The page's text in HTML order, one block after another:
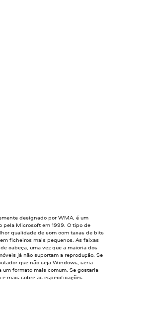
designado por WMA, é um
pela Microsoft em 1999. O tipo de
qualidade de som com taxas de bits
ficheiros mais pequenos. As faixas
cabeça, uma vez que a maioria dos
já não suportam a reprodução. Se
que não seja Windows, seria
formato mais comum. Se gostaria
mais sobre as especificações